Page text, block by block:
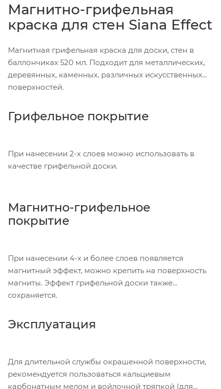
Магнитно-грифельная
краска для стен Siana Effect
Магнитная грифельная краска для доски, стен в
баллончиках 520 мл. Подходит для металлических,
деревянных, каменных, различных искусственных
поверхностей.
Грифельное покрытие
При нанесении 2-х слоев можно использовать в
качестве грифельной доски.
Магнитно-грифельное
покрытие
При нанесении 4-х и более слоев появляется
магнитный эффект, можно крепить на поверхность
магниты. Эффект грифельной доски также
сохраняется.
Эксплуатация
Для длительной службы окрашенной поверхности,
рекомендуется пользоваться кальциевым
карбонатным мелом и войлочной тряпкой (для